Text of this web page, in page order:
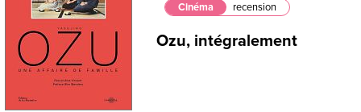
Cinéma recension
Ozu, intégralement